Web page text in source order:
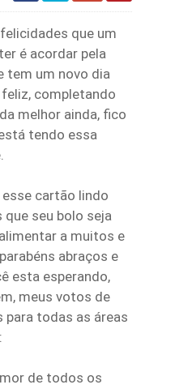
que um
é acordar pela
tem um novo dia
feliz, completando
melhor ainda, fico
tendo essa
cartão lindo
seu bolo seja
a muitos e
abraços e
esta esperando,
meus votos de
todas as áreas
de todos os